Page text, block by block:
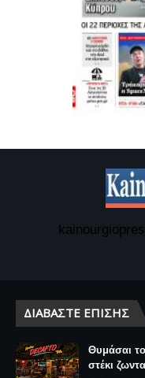
ΔΙΑΒΆΣΤΕ ΕΠΊΣΗΣ
Θυμάσαι
στέκι